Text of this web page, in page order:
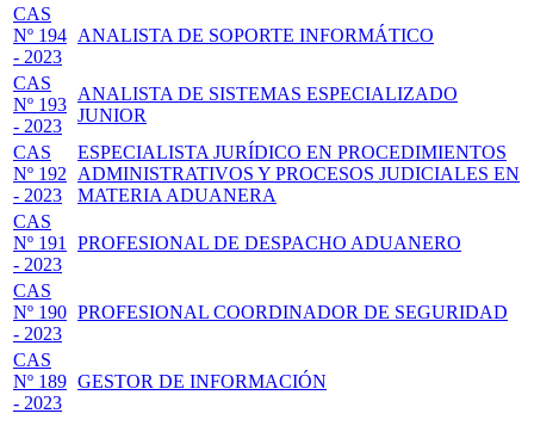
CAS
Nº 194
- 2023
ANALISTA DE SOPORTE INFORMÁTICO
CAS
Nº 193
- 2023
ANALISTA DE SISTEMAS ESPECIALIZADO
JUNIOR
CAS
Nº 192
- 2023
ESPECIALISTA JURÍDICO EN PROCEDIMIENTOS
ADMINISTRATIVOS Y PROCESOS JUDICIALES EN
MATERIA ADUANERA
CAS
Nº 191
- 2023
PROFESIONAL DE DESPACHO ADUANERO
CAS
Nº 190
- 2023
PROFESIONAL COORDINADOR DE SEGURIDAD
CAS
Nº 189
- 2023
GESTOR DE INFORMACIÓN